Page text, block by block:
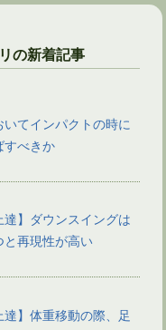
の新着記事
いてインパクトの時に
すべきか
達】ダウンスイングは
再現性が高い
達】体重移動の際、足